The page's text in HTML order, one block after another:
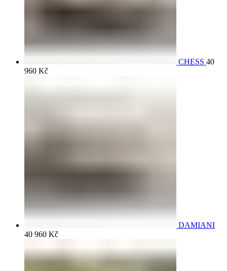
CHESS 40
960 Kč
DAMIANI
40 960 Kč